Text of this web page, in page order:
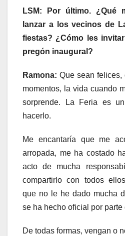
LSM: Por último. ¿Qué
lanzar a los vecinos de
fiestas? ¿Cómo les
pregón inaugural?
Ramona: Que sean
momentos, la vida cuando
sorprende. La Feria es
hacerlo.
Me encantaría que me
arropada, me ha costado
acto de mucha
compartirlo con todos
que no le he dado mucha
se ha hecho oficial por parte
De todas formas, vengan o